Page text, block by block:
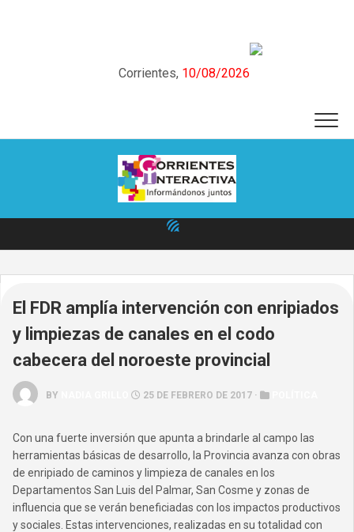
Corrientes, 10/08/2026
El FDR amplía intervención con enripiados
y limpiezas de canales en el codo
cabecera del noroeste provincial
BY 25 DE FEBRERO DE 2017 ·
Con una fuerte inversión que apunta a brindarle al campo las
herramientas básicas de desarrollo, la Provincia avanza con obras
de enripiado de caminos y limpieza de canales en los
Departamentos San Luis del Palmar, San Cosme y zonas de
influencia que se verán beneficiadas con los impactos productivos
y sociales. Estas intervenciones, realizadas en su totalidad con